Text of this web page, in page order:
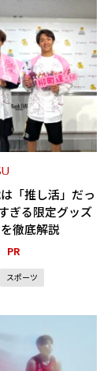
は「推し活」だっ
ぎる限定グッズ
徹底解説
PR
スポーツ